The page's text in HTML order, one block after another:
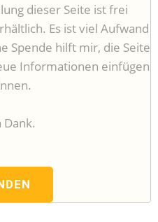
dieser Seite ist frei
Es ist viel Aufwand
Spende hilft mir, die Seite
Informationen einfügen
Dank.